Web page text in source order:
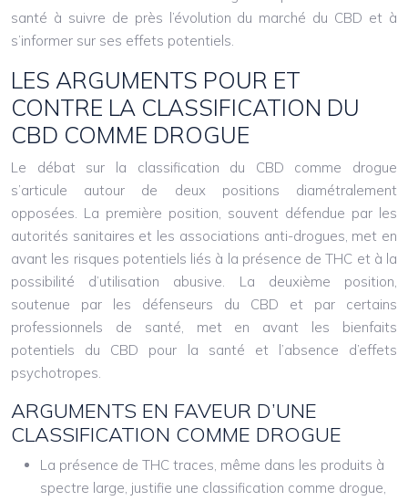
santé à suivre de près l’évolution du marché du CBD et à
s’informer sur ses effets potentiels.
LES ARGUMENTS POUR ET
CONTRE LA CLASSIFICATION DU
CBD COMME DROGUE
Le débat sur la classification du CBD comme drogue
s’articule autour de deux positions diamétralement
opposées. La première position, souvent défendue par les
autorités sanitaires et les associations anti-drogues, met en
avant les risques potentiels liés à la présence de THC et à la
possibilité d’utilisation abusive. La deuxième position,
soutenue par les défenseurs du CBD et par certains
professionnels de santé, met en avant les bienfaits
potentiels du CBD pour la santé et l’absence d’effets
psychotropes.
ARGUMENTS EN FAVEUR D’UNE
CLASSIFICATION COMME DROGUE
La présence de THC traces, même dans les produits à
spectre large, justifie une classification comme drogue,